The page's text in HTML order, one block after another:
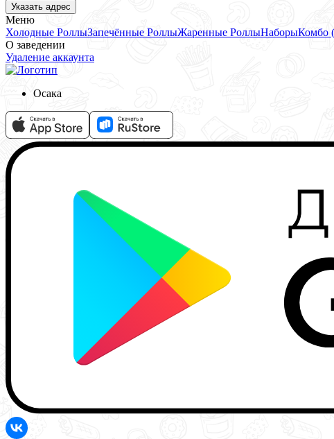
Указать адрес
Меню
Холодные РоллыЗапечённые РоллыЖаренные РоллыНаборыКомбо
О заведении
Удаление аккаунта
Осака